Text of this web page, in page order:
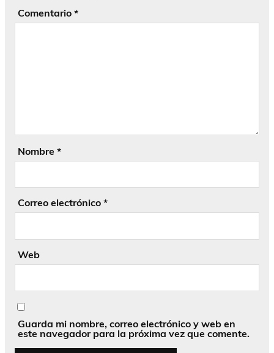
Comentario *
Nombre *
Correo electrónico *
Web
Guarda mi nombre, correo electrónico y web en
este navegador para la próxima vez que comente.